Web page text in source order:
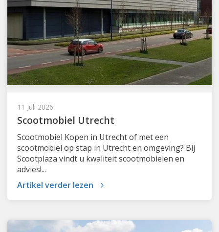
11 Juli 2026
Scootmobiel Utrecht
Scootmobiel Kopen in Utrecht of met een
scootmobiel op stap in Utrecht en omgeving? Bij
Scootplaza vindt u kwaliteit scootmobielen en
advies!...
Artikel verder lezen